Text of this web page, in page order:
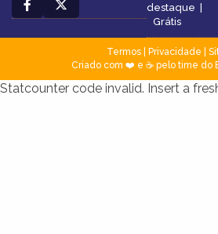
destaque
Grátis
Termos| Privacidade
Criado com ❤️ e ☕ pelo time do
Statcounter code invalid. Insert a